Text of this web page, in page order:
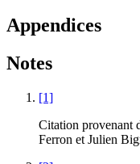
Appendices
Notes
[1]
Citation provenant
Ferron et Julien